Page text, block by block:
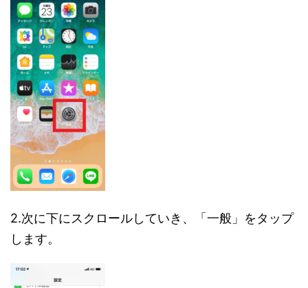
2.次に下にスクロールしていき、「一般」をタップ
します。